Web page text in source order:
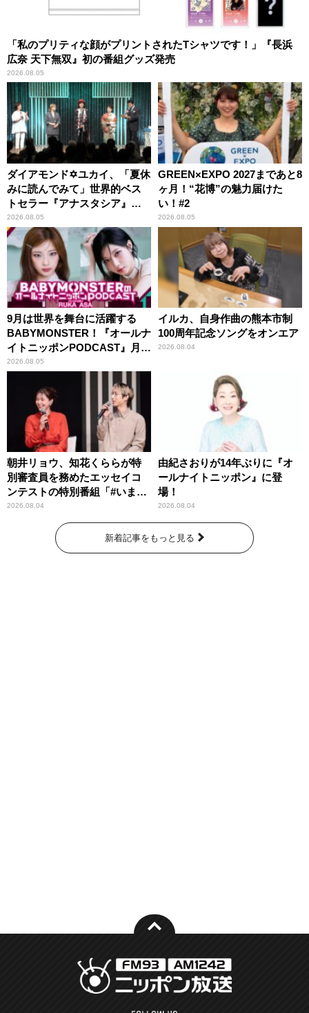
「私のプリティな顔がプリントされたTシャツです！」『長浜
広奈 天下無双』初の番組グッズ発売
2026.08.05
ダイアモンド✡ユカイ、「夏休
みに読んでみて」世界的ベス
トセラー『アナスタシア』を
紹介
2026.08.05
GREEN×EXPO 2027まであと8
ヶ月！“花博”の魅力届けた
い！#2
2026.08.05
9月は世界を舞台に活躍する
BABYMONSTER！『オールナ
イトニッポンPODCAST』月替
わりパーソナリティ
2026.08.05
イルカ、自身作曲の熊本市制
100周年記念ソングをオンエア
2026.08.04
朝井リョウ、知花くららが特
別審査員を務めたエッセイコ
ンテストの特別番組「#いまあ
なたに伝えたいこと」
2026.08.04
由紀さおりが14年ぶりに『オ
ールナイトニッポン』に登
場！
2026.08.04
新着記事をもっと見る